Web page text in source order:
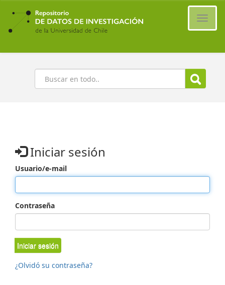
Ir
contenido
principal
Buscar
Iniciar sesión
Usuario/e-mail
Contraseña
Iniciar sesión
¿Olvidó su contraseña?